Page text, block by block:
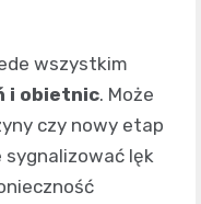
wszystkim
i obietnic. Może
czy nowy etap
sygnalizować lęk